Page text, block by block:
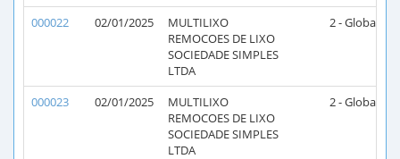
000022 02/01/2025
MULTILIXO
REMOCOES DE LIXO
SOCIEDADE SIMPLES
LTDA
2 - Global
000023 02/01/2025
MULTILIXO
REMOCOES DE LIXO
SOCIEDADE SIMPLES
LTDA
2 - Global